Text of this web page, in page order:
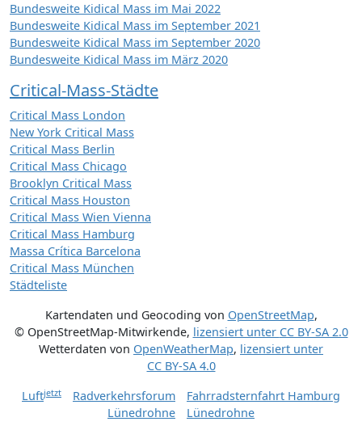
Bundesweite Kidical Mass im Mai 2022
Bundesweite Kidical Mass im September 2021
Bundesweite Kidical Mass im September 2020
Bundesweite Kidical Mass im März 2020
Critical-Mass-Städte
Critical Mass London
New York Critical Mass
Critical Mass Berlin
Critical Mass Chicago
Brooklyn Critical Mass
Critical Mass Houston
Critical Mass Wien Vienna
Critical Mass Hamburg
Massa Crítica Barcelona
Critical Mass München
Städteliste
Kartendaten und Geocoding von OpenStreetMap,
© OpenStreetMap-Mitwirkende, lizensiert unter CC BY-SA 2.0
Wetterdaten von OpenWeatherMap, lizensiert unter
CC BY-SA 4.0
Luftjetzt Radverkehrsforum
Fahrradsternfahrt Hamburg
Lünedrohne
Lünedrohne